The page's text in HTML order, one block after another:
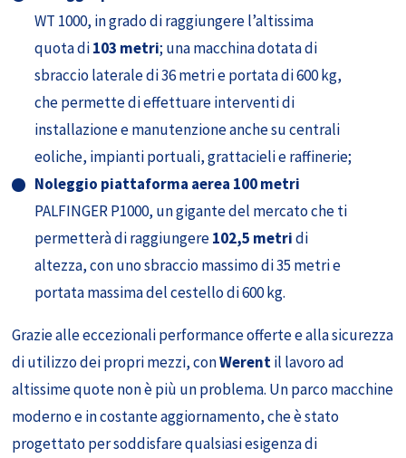
WT 1000, in grado di raggiungere l’altissima
quota di103 metri; una macchina dotata di
sbraccio laterale di 36 metri e portata di 600 kg,
che permette di effettuare interventi di
installazione e manutenzione anche su centrali
eoliche, impianti portuali, grattacieli e raffinerie;
Noleggio piattaforma aerea 100 metri
PALFINGER P1000, un gigante del mercato che ti
permetterà di raggiungere102,5 metridi
altezza, con uno sbraccio massimo di 35 metri e
portata massima del cestello di 600 kg.
Grazie alle eccezionali performance offerte e alla sicurezza
di utilizzo dei propri mezzi, conWerentil lavoro ad
altissime quote non è più un problema. Un parco macchine
moderno e in costante aggiornamento, che è stato
progettato per soddisfare qualsiasi esigenza di